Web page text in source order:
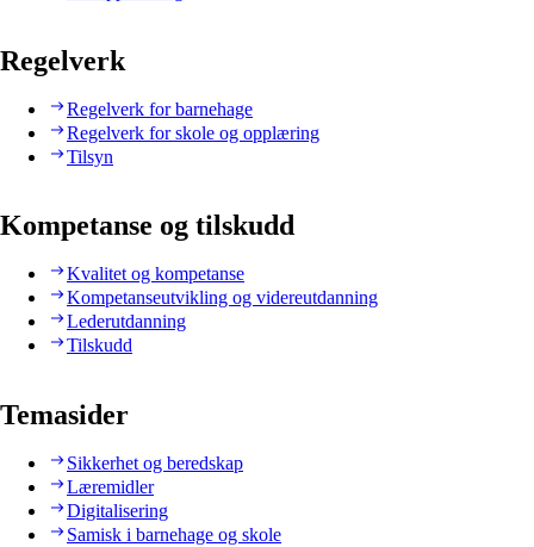
Regelverk
Regelverk for barnehage
Regelverk for skole og opplæring
Tilsyn
Kompetanse og tilskudd
Kvalitet og kompetanse
Kompetanseutvikling og videreutdanning
Lederutdanning
Tilskudd
Temasider
Sikkerhet og beredskap
Læremidler
Digitalisering
Samisk i barnehage og skole